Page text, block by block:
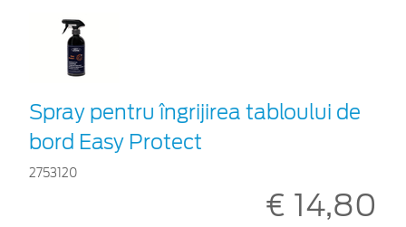
Spray pentru îngrijirea tabloului de
bord Easy Protect
2753120
€ 14,80